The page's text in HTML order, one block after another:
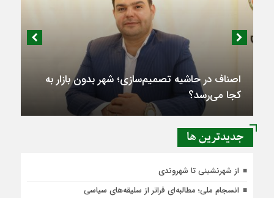
اصناف در حاشیه تصمیم‌سازی؛ شهر بدون بازار به
کجا می‌رسد؟
جديدترين ها
از شهرنشینی تا شهروندی
انسجام ملی؛ مطالبه‌ای فراتر از سلیقه‌های سیاسی